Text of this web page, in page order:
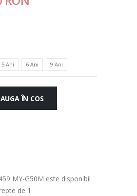
5 Ani 6 Ani 9 Ani
ÎN COS
MY-G50M este disponibil
de 1